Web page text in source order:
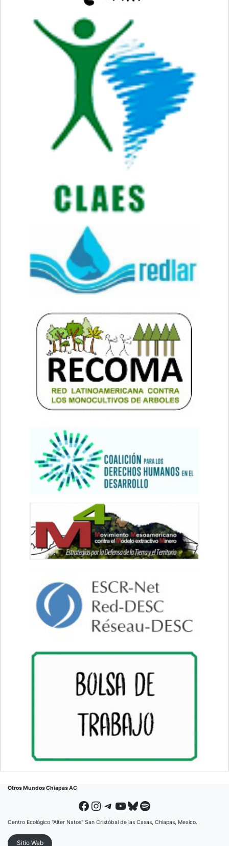
Otros Mundos Chiapas AC
Facebook Instagram Telegram YouTube Bluesky Spotify
Centro Ecológico "Alter Natos" San Cristóbal de las Casas, Chiapas, Mexico.
Sitio Web